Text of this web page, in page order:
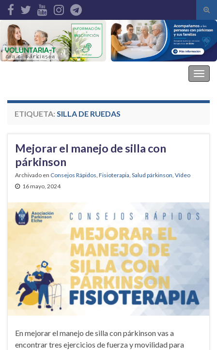
de
Search for:
ETIQUETA: SILLA DE RUEDAS
Mejorar el manejo de silla con
párkinson
Archivado en Consejos Rápidos, Fisioterapia, Salud párkinson, Vídeo
16 mayo, 2024
En mejorar el manejo de silla con párkinson vas a
encontrar tres ejercicios de fuerza y movilidad para